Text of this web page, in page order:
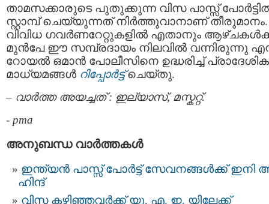
താമസക്കാരുടെ പുതുക്കുന്ന വിസ പാസ്സ്
സ്റ്റാമ്പ് ചെയ്യുന്നത് നിർത്തുവാനാണ് തീരുമാനം.
വിവിധ ഗവർണറേറ്റുകളില്‍ എതാനും
മുന്‍പേ ഈ സമ്പ്രദായം നിലവില്‍ വന്നിരുന്നു
റോയൽ ഒമാൻ പോലീസിനെ ഉദ്ധരിച്ച് പ്രാദേശിക
മാധ്യമങ്ങൾ റിപ്പോർട്ട്ചെയ്തു.
– വാർത്ത അയച്ചത് : ഇല്യാസ്, മസ്കറ്റ്.
- pma
അനുബന്ധ വാര്‍ത്തകള്‍
ഇന്ത്യന്‍ പാസ്സ്‌ പോർട്ട് സേവനങ്ങള്‍ക്ക് ഇനി
ഹിന്ദ്
വിസ കഴിഞ്ഞവർക്ക് യു. എ. ഇ. യിലേക്ക്